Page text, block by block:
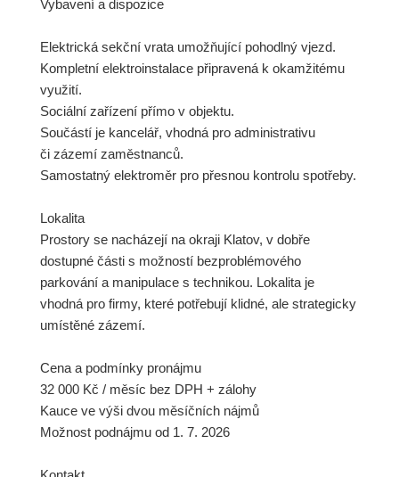
Vybavení a dispozice
Elektrická sekční vrata umožňující pohodlný vjezd.
Kompletní elektroinstalace připravená k okamžitému
využití.
Sociální zařízení přímo v objektu.
Součástí je kancelář, vhodná pro administrativu
či zázemí zaměstnanců.
Samostatný elektroměr pro přesnou kontrolu spotřeby.
Lokalita
Prostory se nacházejí na okraji Klatov, v dobře
dostupné části s možností bezproblémového
parkování a manipulace s technikou. Lokalita je
vhodná pro firmy, které potřebují klidné, ale strategicky
umístěné zázemí.
Cena a podmínky pronájmu
32 000 Kč / měsíc bez DPH + zálohy
Kauce ve výši dvou měsíčních nájmů
Možnost podnájmu od 1. 7. 2026